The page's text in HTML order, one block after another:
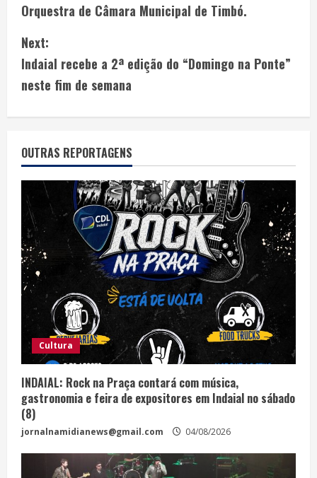
Orquestra de Câmara Municipal de Timbó.
Next:
Indaial recebe a 2ª edição do “Domingo na Ponte”
neste fim de semana
OUTRAS REPORTAGENS
Cultura
INDAIAL: Rock na Praça contará com música,
gastronomia e feira de expositores em Indaial no sábado
(8)
jornalnamidianews@gmail.com 04/08/2026